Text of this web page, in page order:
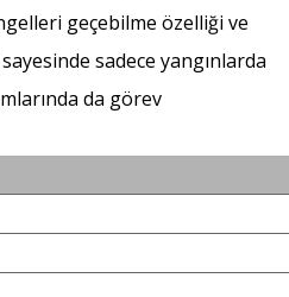
geçebilme özelliği ve
sadece yangınlarda
da görev